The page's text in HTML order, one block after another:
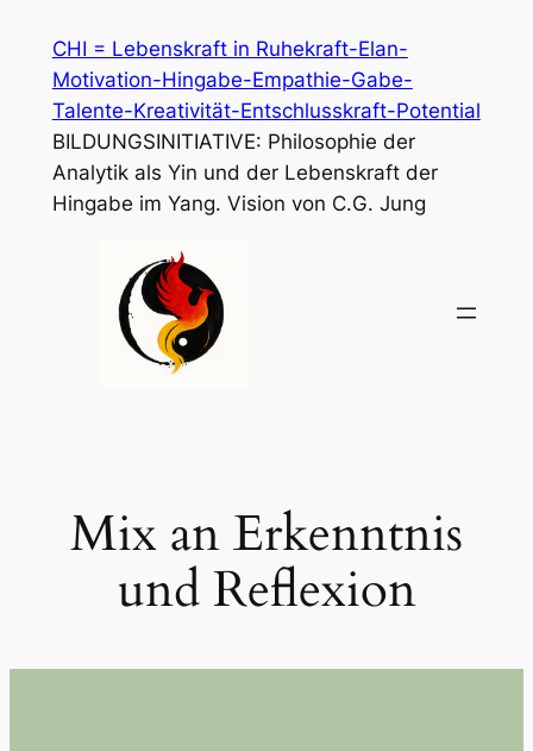
Inhalt
springen
CHI = Lebenskraft in Ruhekraft-Elan-
Motivation-Hingabe-Empathie-Gabe-
Talente-Kreativität-Entschlusskraft-Potential
BILDUNGSINITIATIVE: Philosophie der
Analytik als Yin und der Lebenskraft der
Hingabe im Yang. Vision von C.G. Jung
Mix an Erkenntnis
und Reflexion